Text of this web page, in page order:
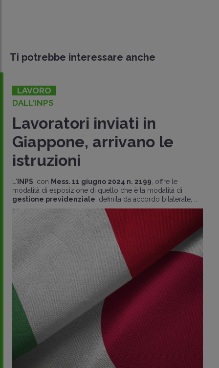
Ti potrebbe interessare anche
LAVORO
DALL'INPS
Lavoratori inviati in
Giappone, arrivano le
istruzioni
L' INPS , con Mess. 11 giugno 2024 n. 2199 , offre le
modalità di esposizione di quello che è la modalità di
gestione previdenziale , definita da accordo bilaterale, ..